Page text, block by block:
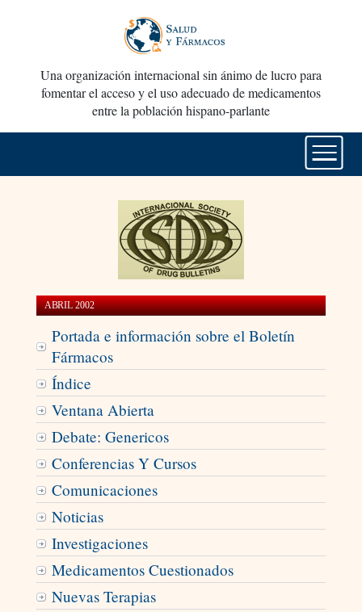
Una organización internacional sin ánimo de lucro para
fomentar el acceso y el uso adecuado de medicamentos
entre la población hispano-parlante
ABRIL 2002
Portada e información sobre el Boletín
Fármacos
Índice
Ventana Abierta
Debate: Genericos
Conferencias Y Cursos
Comunicaciones
Noticias
Investigaciones
Medicamentos Cuestionados
Nuevas Terapias